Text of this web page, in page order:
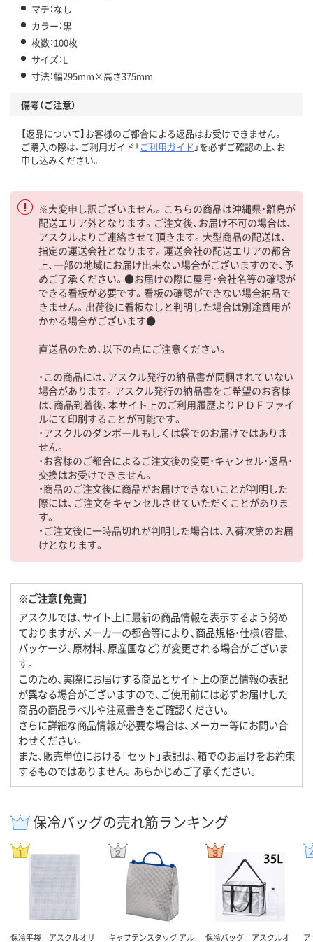
マチ：なし
カラー：黒
枚数：100枚
サイズ：L
寸法：幅295mm×高さ375mm
備考（ご注意）
【返品について】お客様のご都合による返品はお受けできません。
ご購入の際は、ご利用ガイド「ご利用ガイド 」を必ずご確認の上、お
申し込みください。
※大変申し訳ございません。こちらの商品は沖縄県・離島が
配送エリア外となります。ご注文後、お届け不可の場合は、
アスクルよりご連絡させて頂きます。大型商品の配送は、
指定の運送会社となります。運送会社の配送エリアの都合
上、一部の地域にお届け出来ない場合がございますので、予
めご了承ください。●お届けの際に屋号・会社名等の確認が
できる看板が必要です。看板の確認ができない場合納品で
きません。出荷後に看板なしと判明した場合は別途費用が
かかる場合がございます●
直送品のため、以下の点にご注意ください。
・この商品には、アスクル発行の納品書が同梱されていない
場合があります。アスクル発行の納品書をご希望のお客様
は、商品到着後、本サイト上のご利用履歴よりＰＤＦファイ
ルにて印刷することが可能です。
・アスクルのダンボールもしくは袋でのお届けではありま
せん。
・お客様のご都合によるご注文後の変更・キャンセル・返品・
交換はお受けできません。
・商品のご注文後に商品がお届けできないことが判明した
際には、ご注文をキャンセルさせていただくことがありま
す。
・ご注文後に一時品切れが判明した場合は、入荷次第のお届
けとなります。
※ご注意【免責】
アスクルでは、サイト上に最新の商品情報を表示するよう努め
ておりますが、メーカーの都合等により、商品規格・仕様（容量、
パッケージ、原材料、原産国など）が変更される場合がございま
す。
このため、実際にお届けする商品とサイト上の商品情報の表記
が異なる場合がございますので、ご使用前には必ずお届けした
商品の商品ラベルや注意書きをご確認ください。
さらに詳細な商品情報が必要な場合は、メーカー等にお問い合
わせください。
また、販売単位における「セット」表記は、箱でのお届けをお約束
するものではありません。あらかじめご了承ください。
保冷バッグの売れ筋ランキング
保冷平袋 アスクルオリ
キャプテンスタッグ アル
保冷バッグ アスクルオ